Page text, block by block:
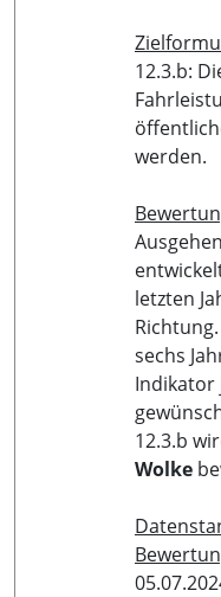
12.3.b:
werden.
letzten
sechs
Indikator
12.3.b
Wolke